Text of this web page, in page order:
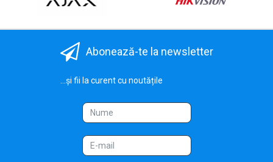
Abonează-te la newsletter
...și fii la curent cu noutățile